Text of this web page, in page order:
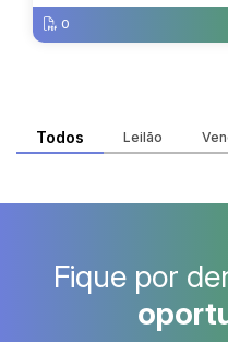
0
Todos Leilão
Fique por